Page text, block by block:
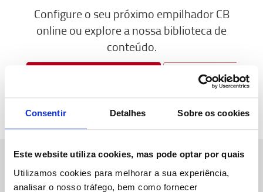
Consentir Detalhes Sobre os cookies
Este website utiliza cookies, mas pode optar por quais
Utilizamos cookies para melhorar a sua experiência,
analisar o nosso tráfego, bem como fornecer
Configure o seu próximo empilhador CB
online ou explore a nossa biblioteca de
conteúdo.
BIBLIOTECA DE
Sobre Nós